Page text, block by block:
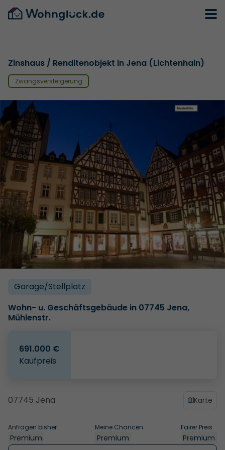
Zinshaus / Renditenobjekt in Jena (Lichtenhain)
Zwangsversteigerung
Garage/­Stellplatz
Wohn- u. Geschäftsgebäude in 07745 Jena,
Mühlenstr.
Anfragen bisher
Premium
Meine Chancen
Premium
Fairer Preis
Premium
691.000 €
Kaufpreis
07745 Jena Karte